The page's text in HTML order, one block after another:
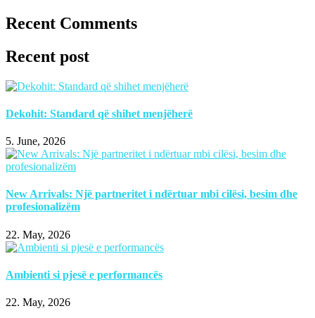
Recent Comments
Recent post
Dekohit: Standard që shihet menjëherë
5. June, 2026
New Arrivals: Një partneritet i ndërtuar mbi cilësi, besim dhe
profesionalizëm
22. May, 2026
Ambienti si pjesë e performancës
22. May, 2026